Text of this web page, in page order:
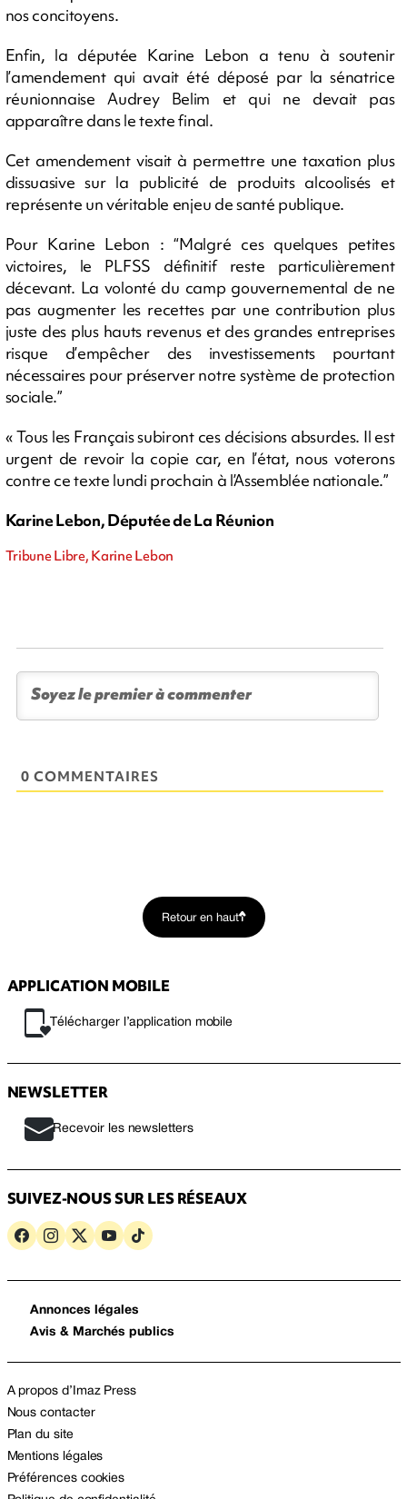
nos concitoyens.
Enfin, la députée Karine Lebon a tenu à soutenir
l’amendement qui avait été déposé par la sénatrice
réunionnaise Audrey Belim et qui ne devait pas
apparaître dans le texte final.
Cet amendement visait à permettre une taxation plus
dissuasive sur la publicité de produits alcoolisés et
représente un véritable enjeu de santé publique.
Pour Karine Lebon : “Malgré ces quelques petites
victoires, le PLFSS définitif reste particulièrement
décevant. La volonté du camp gouvernemental de ne
pas augmenter les recettes par une contribution plus
juste des plus hauts revenus et des grandes entreprises
risque d’empêcher des investissements pourtant
nécessaires pour préserver notre système de protection
sociale.”
« Tous les Français subiront ces décisions absurdes. Il est
urgent de revoir la copie car, en l’état, nous voterons
contre ce texte lundi prochain à l’Assemblée nationale.”
Karine Lebon, Députée de La Réunion
Tribune Libre, Karine Lebon
0 COMMENTAIRES
Retour en haut
APPLICATION MOBILE
Télécharger l’application mobile
NEWSLETTER
Recevoir les newsletters
SUIVEZ-NOUS SUR LES RÉSEAUX
Annonces légales
Avis & Marchés publics
A propos d’Imaz Press
Nous contacter
Plan du site
Mentions légales
Préférences cookies